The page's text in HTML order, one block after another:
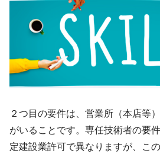
２つ目の要件は、営業所（本店等
がいることです。専任技術者の要
定建設業許可で異なりますが、こ